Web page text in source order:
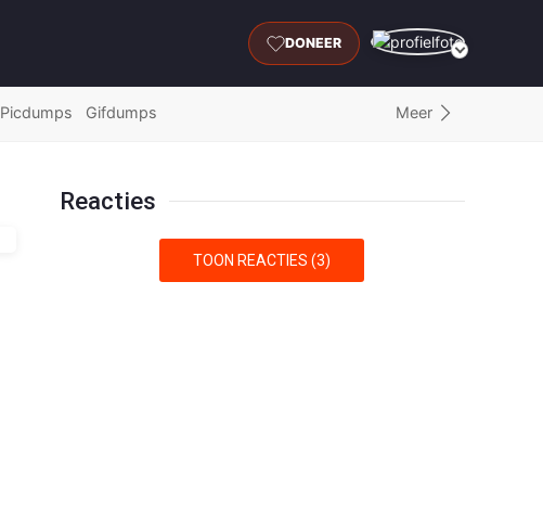
DONEER
Picdumps Gifdumps Meer
Reacties
TOON REACTIES (3)